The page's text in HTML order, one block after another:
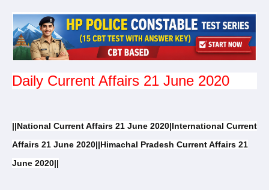
Daily Current Affairs 21 June 2020
||National Current Affairs 21 June 2020|International Current
Affairs 21 June 2020||Himachal Pradesh Current Affairs 21
June 2020||